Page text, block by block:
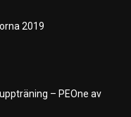
2019
– PEOne av